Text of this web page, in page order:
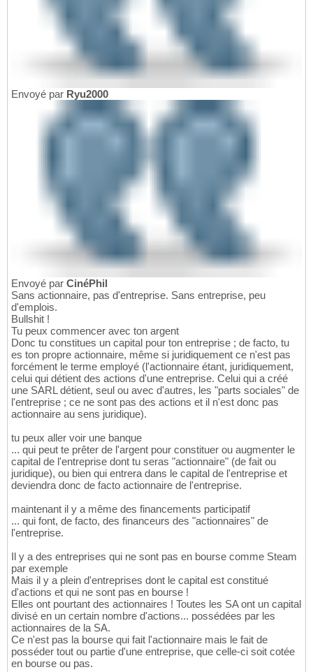
Envoyé par Ryu2000
Envoyé par CinéPhil
Sans actionnaire, pas d'entreprise. Sans entreprise, peu
d'emplois.
Bullshit !
Tu peux commencer avec ton argent
Donc tu constitues un capital pour ton entreprise ; de facto, tu
es ton propre actionnaire, même si juridiquement ce n'est pas
forcément le terme employé (l'actionnaire étant, juridiquement,
celui qui détient des actions d'une entreprise. Celui qui a créé
une SARL détient, seul ou avec d'autres, les "parts sociales" de
l'entreprise ; ce ne sont pas des actions et il n'est donc pas
actionnaire au sens juridique).
tu peux aller voir une banque
... qui peut te prêter de l'argent pour constituer ou augmenter le
capital de l'entreprise dont tu seras "actionnaire" (de fait ou
juridique), ou bien qui entrera dans le capital de l'entreprise et
deviendra donc de facto actionnaire de l'entreprise.
maintenant il y a même des financements participatif
... qui font, de facto, des financeurs des "actionnaires" de
l'entreprise.
Il y a des entreprises qui ne sont pas en bourse comme Steam
par exemple
Mais il y a plein d'entreprises dont le capital est constitué
d'actions et qui ne sont pas en bourse !
Elles ont pourtant des actionnaires ! Toutes les SA ont un capital
divisé en un certain nombre d'actions... possédées par les
actionnaires de la SA.
Ce n'est pas la bourse qui fait l'actionnaire mais le fait de
posséder tout ou partie d'une entreprise, que celle-ci soit cotée
en bourse ou pas.